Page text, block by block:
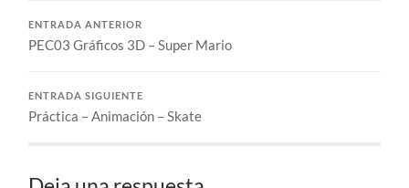
ENTRADA ANTERIOR
PEC03 Gráficos 3D – Super Mario
ENTRADA SIGUIENTE
Práctica – Animación – Skate